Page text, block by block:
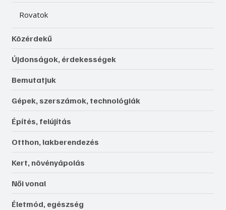
Rovatok
Közérdekű
Újdonságok, érdekességek
Bemutatjuk
Gépek, szerszámok, technológiák
Építés, felújítás
Otthon, lakberendezés
Kert, növényápolás
Női vonal
Életmód, egészség